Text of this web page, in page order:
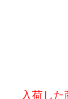
入荷した